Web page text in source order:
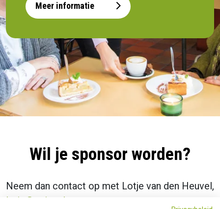
Meer informatie
Wil je sponsor worden?
Neem dan contact op met Lotje van den Heuvel,
lotje@quiet.nl